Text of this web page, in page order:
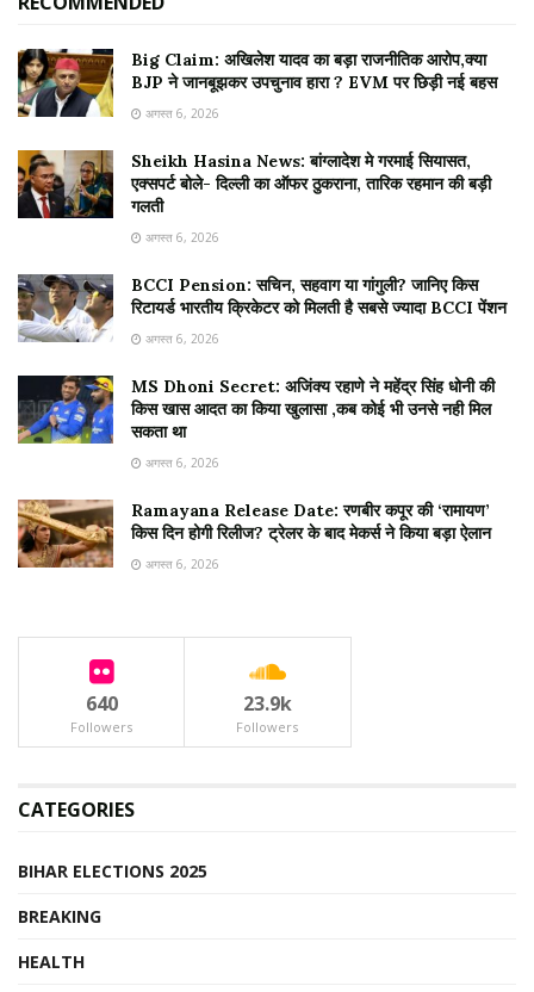
Big Claim: अखिलेश यादव का बड़ा राजनीतिक आरोप,क्या
BJP ने जानबूझकर उपचुनाव हारा ? EVM पर छिड़ी नई बहस
अगस्त 6, 2026
Sheikh Hasina News: बांग्लादेश मे गरमाई सियासत,
एक्सपर्ट बोले- दिल्ली का ऑफर ठुकराना, तारिक रहमान की बड़ी
गलती
अगस्त 6, 2026
BCCI Pension: सचिन, सहवाग या गांगुली? जानिए किस
रिटायर्ड भारतीय क्रिकेटर को मिलती है सबसे ज्यादा BCCI पेंशन
अगस्त 6, 2026
MS Dhoni Secret: अजिंक्य रहाणे ने महेंद्र सिंह धोनी की
किस खास आदत का किया खुलासा ,कब कोई भी उनसे नही मिल
सकता था
अगस्त 6, 2026
Ramayana Release Date: रणबीर कपूर की ‘रामायण’
किस दिन होगी रिलीज? ट्रेलर के बाद मेकर्स ने किया बड़ा ऐलान
अगस्त 6, 2026
640
Followers
23.9k
Followers
CATEGORIES
BIHAR ELECTIONS 2025
BREAKING
HEALTH